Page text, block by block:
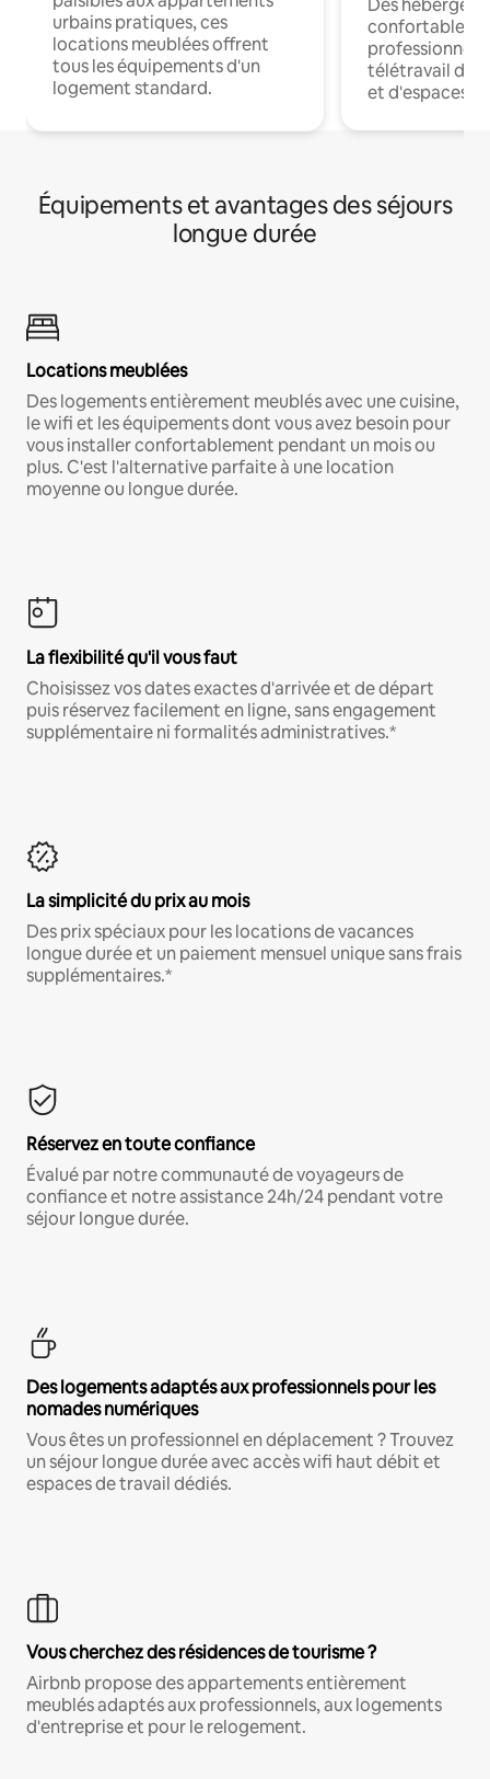
urbains pratiques, ces
locations meublées offrent
tous les équipements d'un
logement standard.
confortables
professionnels
télétravail
et d'espaces
Équipements et avantages des séjours
longue durée
Locations meublées
Des logements entièrement meublés avec une cuisine,
le wifi et les équipements dont vous avez besoin pour
vous installer confortablement pendant un mois ou
plus. C'est l'alternative parfaite à une location
moyenne ou longue durée.
La flexibilité qu'il vous faut
Choisissez vos dates exactes d'arrivée et de départ
puis réservez facilement en ligne, sans engagement
supplémentaire ni formalités administratives.*
La simplicité du prix au mois
Des prix spéciaux pour les locations de vacances
longue durée et un paiement mensuel unique sans frais
supplémentaires.*
Réservez en toute confiance
Évalué par notre communauté de voyageurs de
confiance et notre assistance 24h/24 pendant votre
séjour longue durée.
Des logements adaptés aux professionnels pour les
nomades numériques
Vous êtes un professionnel en déplacement ? Trouvez
un séjour longue durée avec accès wifi haut débit et
espaces de travail dédiés.
Vous cherchez des résidences de tourisme ?
Airbnb propose des appartements entièrement
meublés adaptés aux professionnels, aux logements
d'entreprise et pour le relogement.